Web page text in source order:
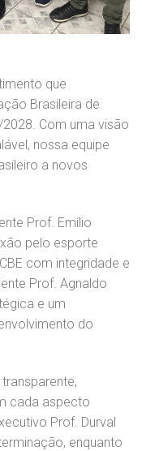
que
Brasileira de
Com uma visão
nossa equipe
a novos
Prof. Emílio
pelo esporte
com integridade e
Prof. Agnaldo
e um
do
cada aspecto
Prof. Durval
enquanto